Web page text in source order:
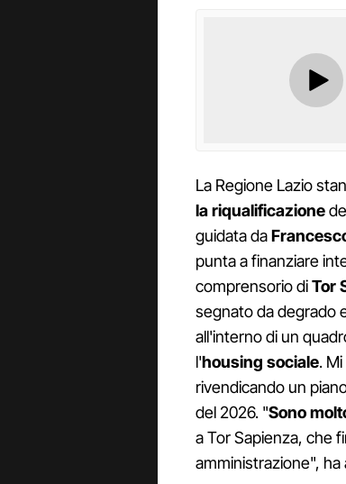
La Regione Lazio
la riqualificazione
guidata da
punta a finanziare
comprensorio diTor
segnato da degrado
all'interno di un
l'housing sociale.
rivendicando un
del 2026. "Sono
a Tor Sapienza, che
amministrazione", ha